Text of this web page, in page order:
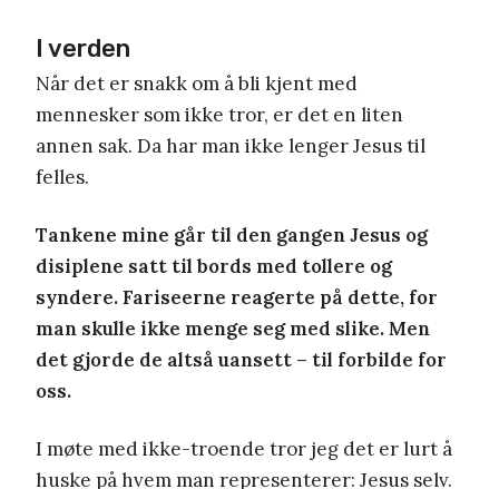
I verden
Når det er snakk om å bli kjent med
mennesker som ikke tror, er det en liten
annen sak. Da har man ikke lenger Jesus til
felles.
Tankene mine går til den gangen Jesus og
disiplene satt til bords med tollere og
syndere. Fariseerne reagerte på dette, for
man skulle ikke menge seg med slike. Men
det gjorde de altså uansett – til forbilde for
oss.
I møte med ikke-troende tror jeg det er lurt å
huske på hvem man representerer: Jesus selv.